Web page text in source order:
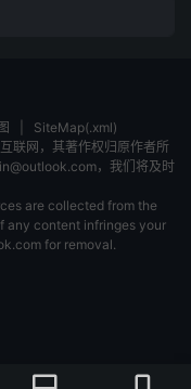
SiteMap(.xml)
联网，其著作权归原作者所
，我们将及时
are collected from the
any content infringes your
for removal.